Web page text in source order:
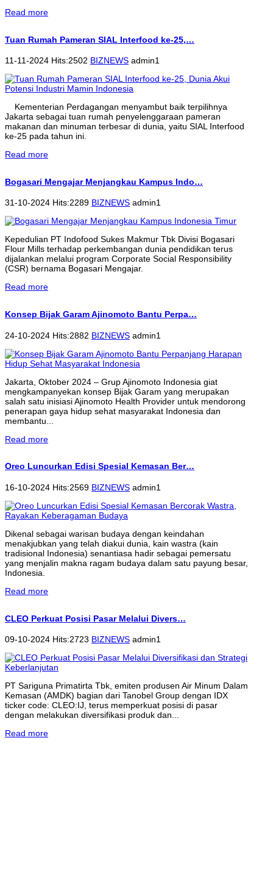
Read more
Tuan Rumah Pameran SIAL Interfood ke-25,…
11-11-2024 Hits:2502 BIZNEWS admin1
Kementerian Perdagangan menyambut baik terpilihnya
Jakarta sebagai tuan rumah penyelenggaraan pameran
makanan dan minuman terbesar di dunia, yaitu SIAL Interfood
ke-25 pada tahun ini.
Read more
Bogasari Mengajar Menjangkau Kampus Indo…
31-10-2024 Hits:2289 BIZNEWS admin1
Kepedulian PT Indofood Sukes Makmur Tbk Divisi Bogasari
Flour Mills terhadap perkembangan dunia pendidikan terus
dijalankan melalui program Corporate Social Responsibility
(CSR) bernama Bogasari Mengajar.
Read more
Konsep Bijak Garam Ajinomoto Bantu Perpa…
24-10-2024 Hits:2882 BIZNEWS admin1
Jakarta, Oktober 2024 – Grup Ajinomoto Indonesia giat
mengkampanyekan konsep Bijak Garam yang merupakan
salah satu inisiasi Ajinomoto Health Provider untuk mendorong
penerapan gaya hidup sehat masyarakat Indonesia dan
membantu...
Read more
Oreo Luncurkan Edisi Spesial Kemasan Ber…
16-10-2024 Hits:2569 BIZNEWS admin1
Dikenal sebagai warisan budaya dengan keindahan
menakjubkan yang telah diakui dunia, kain wastra (kain
tradisional Indonesia) senantiasa hadir sebagai pemersatu
yang menjalin makna ragam budaya dalam satu payung besar,
Indonesia.
Read more
CLEO Perkuat Posisi Pasar Melalui Divers…
09-10-2024 Hits:2723 BIZNEWS admin1
PT Sariguna Primatirta Tbk, emiten produsen Air Minum Dalam
Kemasan (AMDK) bagian dari Tanobel Group dengan IDX
ticker code: CLEO:IJ, terus memperkuat posisi di pasar
dengan melakukan diversifikasi produk dan...
Read more